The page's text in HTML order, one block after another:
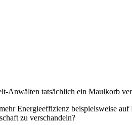
Anwälten tatsächlich ein Maulkorb
Energieeffizienz beispielsweise
zu verschandeln?